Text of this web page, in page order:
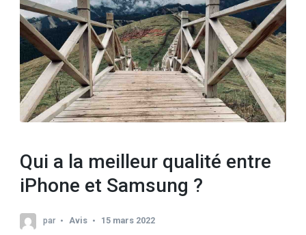
Qui a la meilleur qualité entre
iPhone et Samsung ?
par Avis 15 mars 2022